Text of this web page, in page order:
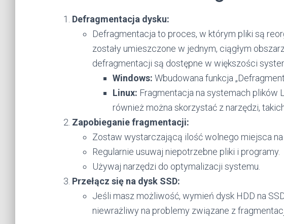
Defragmentacja dysku:
Defragmentacja to proces, w którym pliki są
zostały umieszczone w jednym, ciągłym
defragmentacji są dostępne w większości
Windows: Wbudowana funkcja
Linux: Fragmentacja na systemach plików
również można skorzystać z narzędzi,
Zapobieganie fragmentacji:
Zostaw wystarczającą ilość wolnego miejsca na
Regularnie usuwaj niepotrzebne pliki i programy.
Używaj narzędzi do optymalizacji systemu.
Przełącz się na dysk SSD:
Jeśli masz możliwość, wymień dysk HDD na
niewrażliwy na problemy związane z